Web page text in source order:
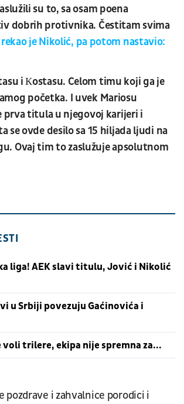
su to, sa osam poena
dobrih protivnika. Čestitam svima
rekao je Nikolić, pa potom nastavio:
i Кostasu. Celom timu koji ga je
početka. I uvek Mariosu
prva titula u njegovoj karijeri i
se ovde desilo sa 15 hiljada ljudi na
Ovaj tim to zaslužuje apsolutnom
liga! AEK slavi titulu, Jović i Nikolić
u Srbiji povezuju Gaćinovića i
voli trilere, ekipa nije spremna za...
pozdrave i zahvalnice porodici i